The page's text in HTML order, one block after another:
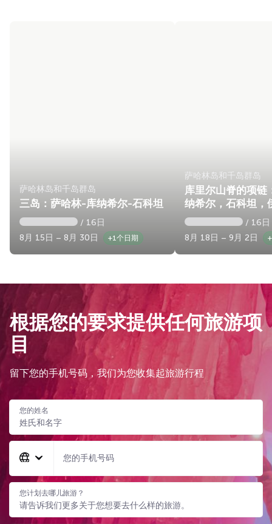
萨哈林岛和千岛群岛
三岛：萨哈林-库纳希尔-石科坦
/ 16日
8月 15日 – 8月 30日
+1个日期
萨哈林岛和千岛群岛
库里尔山脊的项链
纳希尔，石科坦，
/ 16日
8月 18日 – 9月 2日
根据您的要求提供任何旅游项
目
留下您的手机号码，我们为您收集起旅游行程
您的姓名
您的手机号码
您计划去哪儿旅游？